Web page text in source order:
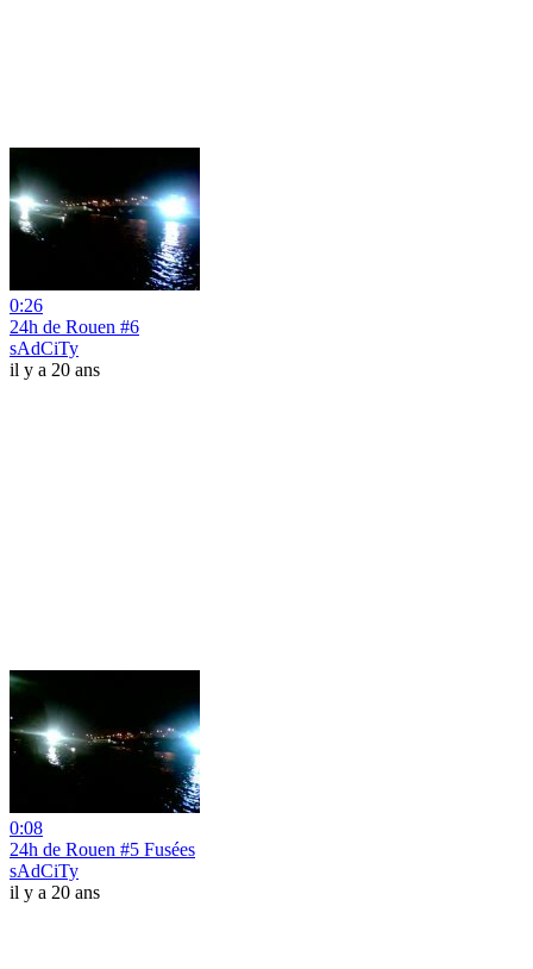
0:26
24h de Rouen #6
sAdCiTy
il y a 20 ans
0:08
24h de Rouen #5 Fusées
sAdCiTy
il y a 20 ans